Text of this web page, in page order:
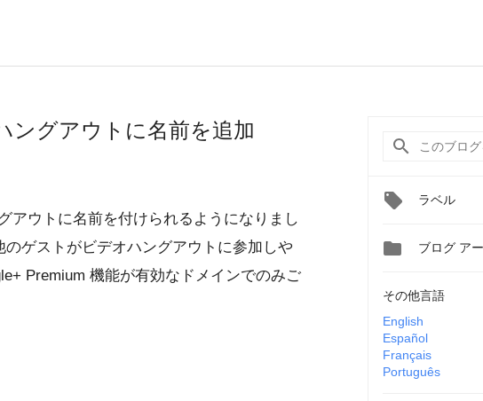
ングアウトに名前を追加
アウトに名前を付けられるようになりまし
ゲストがビデオハングアウトに参加しや
Premium 機能が有効なドメインでのみご
ラベル
 ブログ ア
その他言語
English
Español
Français
Português